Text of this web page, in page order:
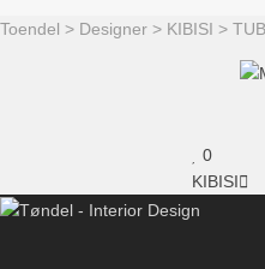
Toendel > Designer > KIBISI >
0
KIBISI